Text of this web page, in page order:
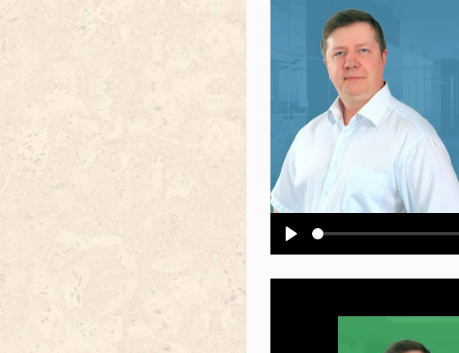
Воспроизвести